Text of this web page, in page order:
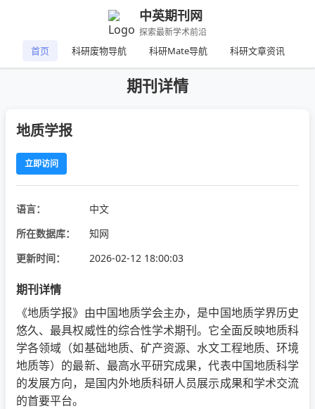
中英期刊网
探索最新学术前沿
首页 科研废物导航 科研Mate导航 科研文章资讯
期刊详情
地质学报
立即访问
语言：
中文
所在数据库：
知网
更新时间：
2026-02-12 18:00:03
期刊详情
《地质学报》由中国地质学会主办，是中国地质学界历史
悠久、最具权威性的综合性学术期刊。它全面反映地质科
学各领域（如基础地质、矿产资源、水文工程地质、环境
地质等）的最新、最高水平研究成果，代表中国地质科学
的发展方向，是国内外地质科研人员展示成果和学术交流
的首要平台。